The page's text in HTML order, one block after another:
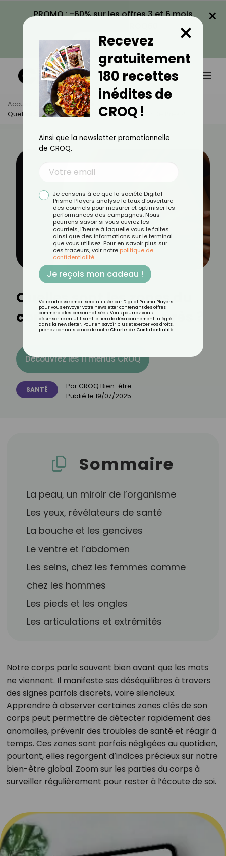
PROMO : -60% sur les offres 3 et 6 mois
VOIR LA PROMO
×
Accueil Actus
Santé
Quelles Sont Les Zones Du Corps À Surveiller De Près ?
Quelles sont les zones du
corps à surveiller de près ?
Découvrez les 11 menus CROQ
SANTÉ Par CROQ Bien-être
Publié le 19/07/2025
Sommaire
La peau, un miroir de l’organisme
Les yeux, révélateurs de santé
La bouche et les gencives
Le ventre et l’abdomen
Les seins, chez les femmes comme
chez les hommes
Les pieds et les ongles
Les articulations et extrémités
Notre corps parle souvent bien avant que les mots
ne viennent. Il manifeste ses déséquilibres à travers
des signes parfois discrets, voire silencieux.
Apprendre à observer certaines zones clés de son
corps peut permettre de détecter rapidement des
anomalies, prévenir des troubles de santé et réagir à
temps. Ces zones sont parfois négligées au quotidien,
pourtant, elles regorgent d’indices précieux sur notre
bien-être global. Zoom sur les parties du corps à
surveiller régulièrement pour rester à l’écoute de soi.
Recevez
gratuitement
180 recettes
inédites de
CROQ !
×
Ainsi que la newsletter promotionnelle
de CROQ.
Je consens à ce que la société Digital
Prisma Players analyse le taux d'ouverture
des courriels pour mesurer et optimiser les
performances des campagnes. Nous
pourrons savoir si vous ouvrez les
courriels, l'heure à laquelle vous le faites
ainsi que des informations sur le terminal
que vous utilisez. Pour en savoir plus sur
ces traceurs, voir notre politique de
confidentialité.
Je reçois mon cadeau !
Votre adresse email sera utilisée par Digital Prisma Players
pour vous envoyer votre newsletter contenant des offres
commerciales personnalisées. Vous pourrez vous
désinscrire en utilisant le lien de désabonnement intégré
dans la newsletter. Pour en savoir plus et exercer vos droits,
prenez connaissance de notre Charte de Confidentialité.